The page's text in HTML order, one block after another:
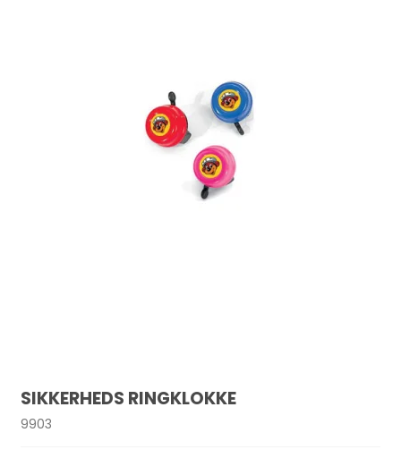
SIKKERHEDS RINGKLOKKE
9903